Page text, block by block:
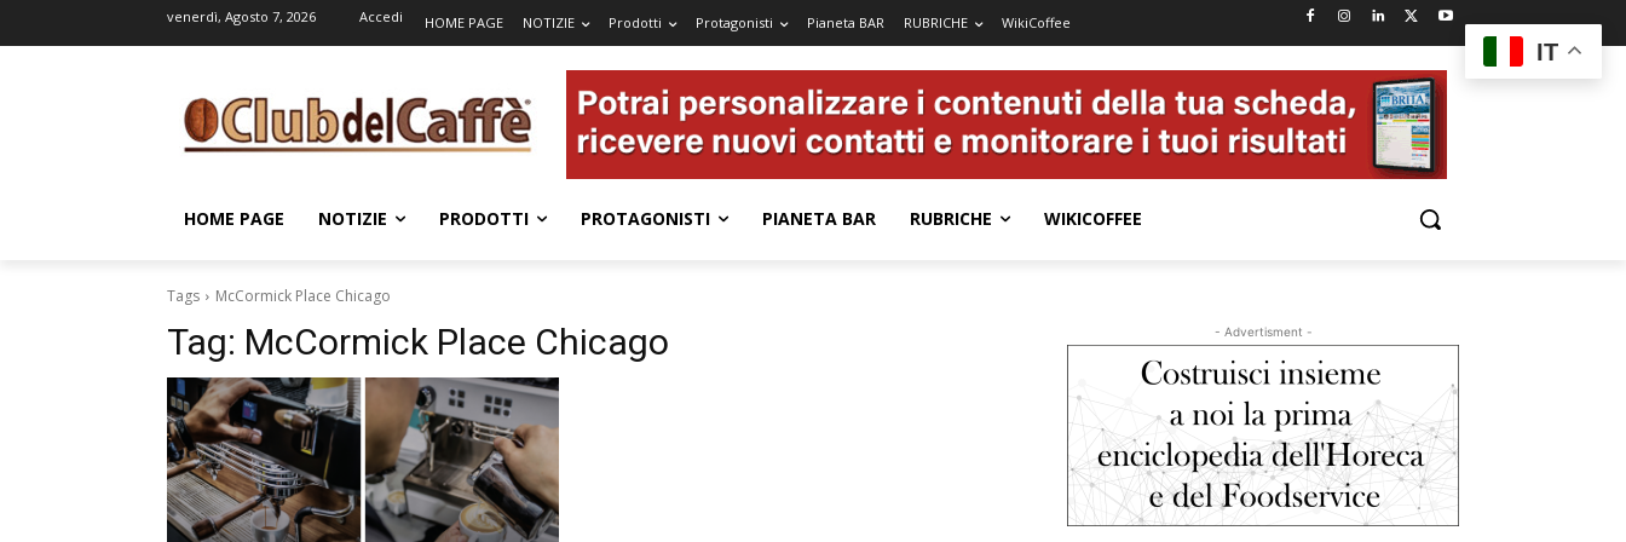
venerdì, Agosto 7, 2026 Accedi HOME PAGE NOTIZIE Prodotti Protagonisti Pianeta BAR RUBRICHE WikiCoffee
HOME PAGE NOTIZIE PRODOTTI PROTAGONISTI PIANETA BAR RUBRICHE WIKICOFFEE
Tags McCormick Place Chicago
Tag: McCormick Place Chicago - Advertisment -
IT